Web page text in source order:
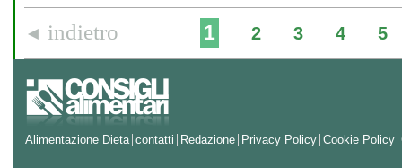
◄ indietro 1 2 3 4 5
Alimentazione Dieta contatti Redazione Privacy Policy Cookie Policy